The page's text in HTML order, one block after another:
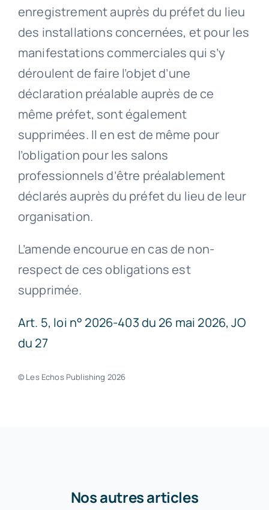
enregistrement auprès du préfet du lieu
des installations concernées, et pour les
manifestations commerciales qui s’y
déroulent de faire l’objet d’une
déclaration préalable auprès de ce
même préfet, sont également
supprimées. Il en est de même pour
l’obligation pour les salons
professionnels d’être préalablement
déclarés auprès du préfet du lieu de leur
organisation.
L’amende encourue en cas de non-
respect de ces obligations est
supprimée.
Art. 5, loi n° 2026-403 du 26 mai 2026, JO
du 27
© Les Echos Publishing 2026
Nos autres articles